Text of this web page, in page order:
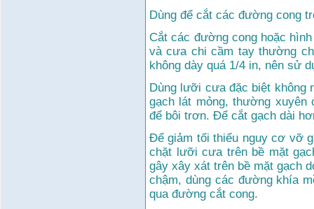
Dùng để cắt các đường cong
Cắt các đường cong hoặc
và cưa chi cầm tay thường
không dày quá 1/4 in, nên sử
Dùng lưỡi cưa đặc biệt không
gạch lát mỏng, thường
để bôi trơn. Để cắt gạch dài
Để giảm tối thiểu nguy cơ vỡ
chặt lưỡi cưa trên bề mặt
gây xây xát trên bề mặt gạch
chậm, dùng các đường khía
qua đường cắt cong.